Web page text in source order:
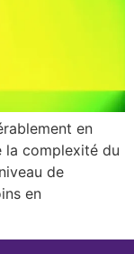
en
la complexité du
de
en